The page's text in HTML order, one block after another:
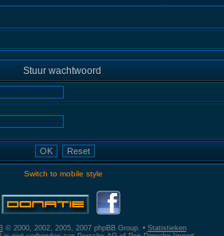
Stuur wachtwoord
Switch to mobile style
© 2000, 2002, 2005, 2007 phpBB Group. • Statistieken